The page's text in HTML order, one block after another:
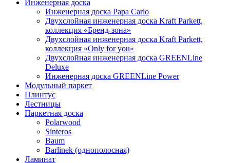
Инженерная доска
Инженерная доска Papa Carlo
Двухслойная инженерная доска Kraft Parkett,
коллекция «Бренд-зона»
Двухслойная инженерная доска Kraft Parkett,
коллекция «Only for you»
Двухслойная инженерная доска GREENLine
Deluxe
Инженерная доска GREENLine Power
Модульный паркет
Плинтус
Лестницы
Паркетная доска
Polarwood
Sinteros
Baum
Barlinek (однополосная)
Ламинат